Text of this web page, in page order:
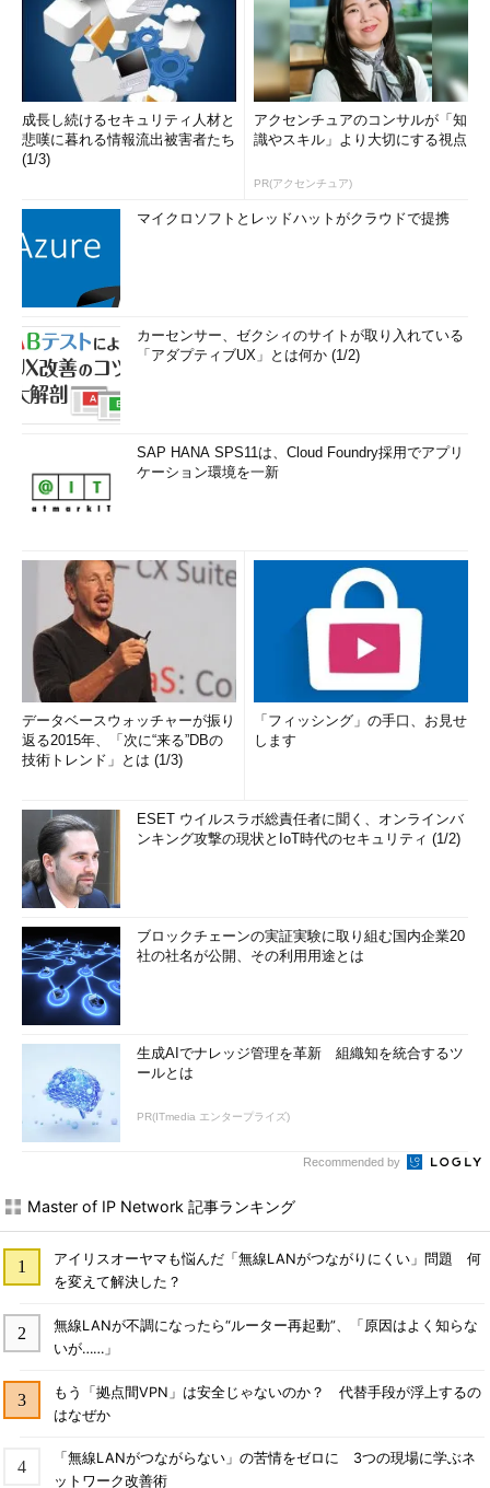
成長し続けるセキュリティ人材と
悲嘆に暮れる情報流出被害者たち
(1/3)
アクセンチュアのコンサルが「知
識やスキル」より大切にする視点
PR(アクセンチュア)
マイクロソフトとレッドハットがクラウドで提携
カーセンサー、ゼクシィのサイトが取り入れている
「アダプティブUX」とは何か (1/2)
SAP HANA SPS11は、Cloud Foundry採用でアプリ
ケーション環境を一新
データベースウォッチャーが振り
返る2015年、「次に“来る”DBの
技術トレンド」とは (1/3)
「フィッシング」の手口、お見せ
します
ESET ウイルスラボ総責任者に聞く、オンラインバ
ンキング攻撃の現状とIoT時代のセキュリティ (1/2)
ブロックチェーンの実証実験に取り組む国内企業20
社の社名が公開、その利用用途とは
生成AIでナレッジ管理を革新 組織知を統合するツ
ールとは
PR(ITmedia エンタープライズ)
Recommended by
Master of IP Network 記事ランキング
アイリスオーヤマも悩んだ「無線LANがつながりにくい」問題 何
を変えて解決した？
無線LANが不調になったら“ルーター再起動”、「原因はよく知らな
いが……」
もう「拠点間VPN」は安全じゃないのか？ 代替手段が浮上するの
はなぜか
「無線LANがつながらない」の苦情をゼロに 3つの現場に学ぶネ
ットワーク改善術